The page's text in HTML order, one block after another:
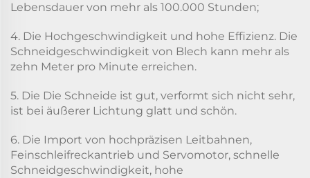
Lebensdauer von mehr als 100.000 Stunden;
4. Die Hochgeschwindigkeit und hohe Effizienz. Die
Schneidgeschwindigkeit von Blech kann mehr als
zehn Meter pro Minute erreichen.
5. Die Die Schneide ist gut, verformt sich nicht sehr,
ist bei äußerer Lichtung glatt und schön.
6. Die Import von hochpräzisen Leitbahnen,
Feinschleifreckantrieb und Servomotor, schnelle
Schneidgeschwindigkeit, hohe